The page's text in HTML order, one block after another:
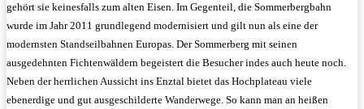
gehört sie keinesfalls zum alten Eisen. Im Gegenteil, die Sommerbergbahn
wurde im Jahr 2011 grundlegend modernisiert und gilt nun als eine der
modernsten Standseilbahnen Europas. Der Sommerberg mit seinen
ausgedehnten Fichtenwäldern begeistert die Besucher indes auch heute noch.
Neben der herrlichen Aussicht ins Enztal bietet das Hochplateau viele
ebenerdige und gut ausgeschilderte Wanderwege. So kann man an heißen